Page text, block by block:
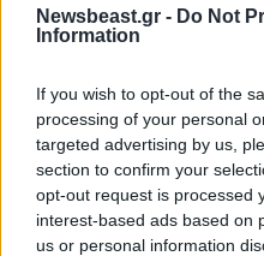
Newsbeast.gr - Do Not
Information
If you wish to opt-out of the
processing of your personal
targeted advertising by us,
section to confirm your
opt-out request is processed
interest-based ads based on
us or personal information
Περισσότερες από
καθημερινά από το